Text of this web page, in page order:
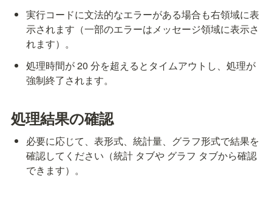
実行コードに文法的なエラーがある場合も右領域に表
示されます（一部のエラーはメッセージ領域に表示さ
れます）。
処理時間が 20 分を超えるとタイムアウトし、処理が
強制終了されます。
処理結果の確認
必要に応じて、表形式、統計量、グラフ形式で結果を
確認してください（統計 タブや グラフ タブから確認
できます）。